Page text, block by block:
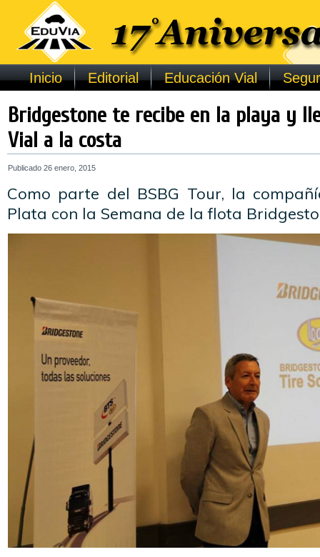
Inicio Editorial Educación Vial
Bridgestone te recibe en la playa y
Vial a la costa
Publicado 26 enero, 2015
Como parte del BSBG Tour, la
Plata con la Semana de la flota